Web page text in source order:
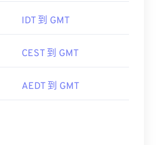
IDT 到 GMT
CEST 到 GMT
AEDT 到 GMT